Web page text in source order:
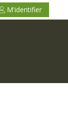
M'identifier